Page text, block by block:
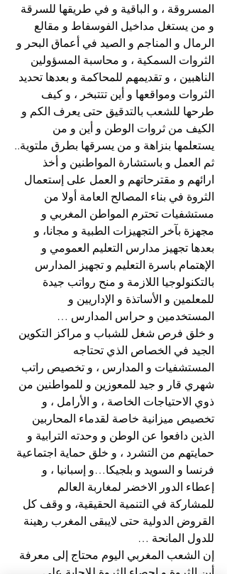
المسروقة ، و الباقية و في طريقها للسرقة
و من يستغل مداخيل الفوسفاط و مقالع
الرمال و المناجم و الصيد في أعماق البحر و
الثروات السمكية ، و محاسبة المسؤولين
الناهبين ، و تقديمهم للمحاكمة و بعدها تحديد
الثروات ومواقعها و أين تتتبخر ، و كيف
طرحها للشعب بالتدقيق حتى يعرف الكم و
الكيف من ثروات الوطن و أين و من
يستعلمها بنزاهة و من يسرقها بطرق ملتوية..
ثم العمل و باستشارة المواطنين و أخذ
ارائهم و مقترحاتهم و العمل على إستعمال
الثروة في بناء المصالح العامة أولا من
مستشفيات تحترم المواطن المغربي و
مجهزة بآخر التجهيزات الطبية و مجانا، و
بعدها تجهيز مدارس التعليم العمومي و
الإهتمام باسرة التعليم و تجهيز المدارس
بالتكنولوجيا اللازمة و منح رواتب جيدة
للمعلمين و الأساتذة و الإداريين و
المستخدمين و حراس المدارس …
و خلق فرص شغل للشباب و مراكز التكوين
الجيد في الخصاص الذي تحتاجه
المستشفيات و المدارس ، و تخصيص راتب
شهري قار و جيد للمعوزين و للمواطنين من
ذوي الاحتياجات الخاصة ، و الأرامل ، و
تخصيص ميزانية خاصة لقدماء المحاربين
الذين دافعوا عن الوطن و وحدته الترابية و
حمايتهم من التشرد ، و خلق حماية اجتماعية
فرنسا و السويد و بلجيكا…و إسبانيا ، و
إعطاء الدور الاخضر لمغاربة العالم
للمشاركة في التنمية الحقيقية، و وقف كل
القروض الدولية حتى لايبقى المغرب رهينة
للدول المانحة …
إن الشعب المغربي اليوم محتاج إلى معرفة